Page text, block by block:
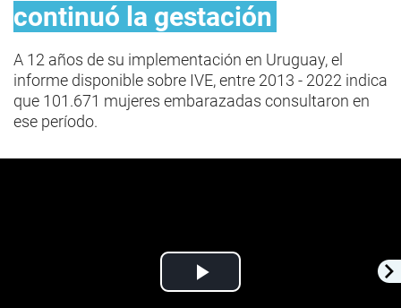
continuó la gestación
A 12 años de su implementación en Uruguay, el
informe disponible sobre IVE, entre 2013 - 2022 indica
que 101.671 mujeres embarazadas consultaron en
ese período.
Play